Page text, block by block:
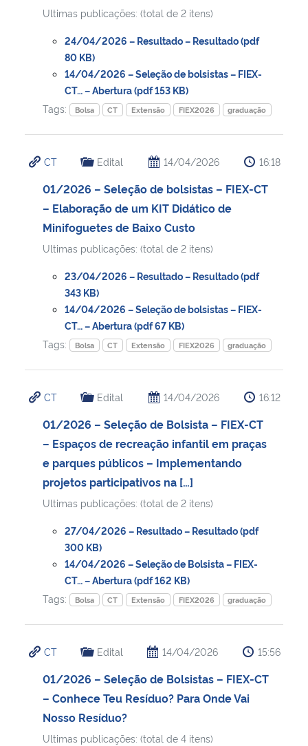
Ultimas publicações: (total de 2 itens)
24/04/2026 – Resultado – Resultado (pdf
80 KB)
14/04/2026 – Seleção de bolsistas – FIEX-
CT… – Abertura (pdf 153 KB)
Tags:
Bolsa CT Extensão FIEX2026 graduação
CT Edital 14/04/2026 16:18
01/2026 – Seleção de bolsistas – FIEX-CT
– Elaboração de um KIT Didático de
Minifoguetes de Baixo Custo
Ultimas publicações: (total de 2 itens)
23/04/2026 – Resultado – Resultado (pdf
343 KB)
14/04/2026 – Seleção de bolsistas – FIEX-
CT… – Abertura (pdf 67 KB)
Tags:
Bolsa CT Extensão FIEX2026 graduação
CT Edital 14/04/2026 16:12
01/2026 – Seleção de Bolsista – FIEX-CT
– Espaços de recreação infantil em praças
e parques públicos – Implementando
projetos participativos na […]
Ultimas publicações: (total de 2 itens)
27/04/2026 – Resultado – Resultado (pdf
300 KB)
14/04/2026 – Seleção de Bolsista – FIEX-
CT… – Abertura (pdf 162 KB)
Tags:
Bolsa CT Extensão FIEX2026 graduação
CT Edital 14/04/2026 15:56
01/2026 – Seleção de Bolsistas – FIEX-CT
– Conhece Teu Resíduo? Para Onde Vai
Nosso Resíduo?
Ultimas publicações: (total de 4 itens)